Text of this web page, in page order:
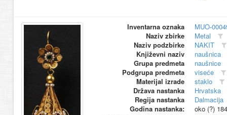
Inventarna oznaka
MUO-
Naziv zbirke
Metal
Naziv podzbirke
NAKIT
Književni naziv
naušnica
Grupa predmeta
naušnice
Podgrupa predmeta
viseće
Materijal izrade
staklo
Država nastanka
Hrvatska
Regija nastanka
Dalmacija
Godina nastanka:
oko (?)